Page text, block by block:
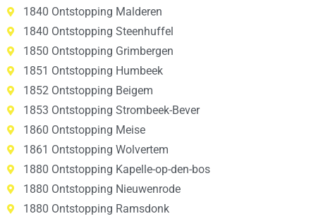
1840 Ontstopping Malderen
1840 Ontstopping Steenhuffel
1850 Ontstopping Grimbergen
1851 Ontstopping Humbeek
1852 Ontstopping Beigem
1853 Ontstopping Strombeek-Bever
1860 Ontstopping Meise
1861 Ontstopping Wolvertem
1880 Ontstopping Kapelle-op-den-bos
1880 Ontstopping Nieuwenrode
1880 Ontstopping Ramsdonk